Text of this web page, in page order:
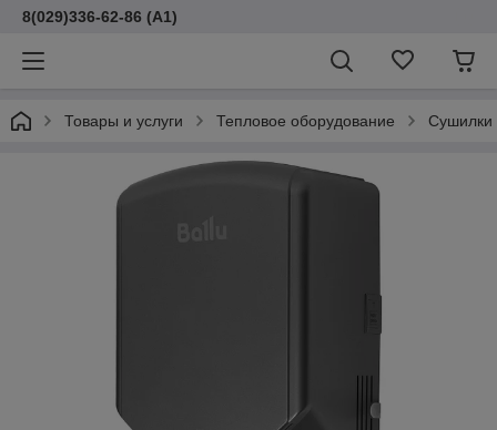
8(029)336-62-86 (A1)
Товары и услуги Тепловое оборудование Сушилки